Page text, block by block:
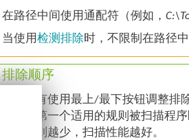
在路径中间使用通配符（例如，
当使用检测排除时，不限制在路径
排除顺序
没有使用最上/最下按钮调整排
当第一个适用的规则被扫描程
规则越少，扫描性能越好。